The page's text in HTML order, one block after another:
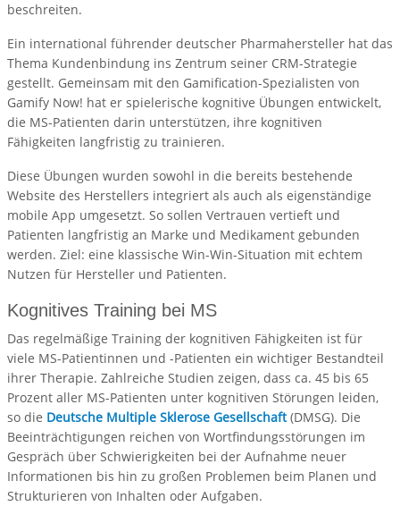
beschreiten.
Ein international führender deutscher Pharmahersteller hat das
Thema Kundenbindung ins Zentrum seiner CRM-Strategie
gestellt. Gemeinsam mit den Gamification-Spezialisten von
Gamify Now! hat er spielerische kognitive Übungen entwickelt,
die MS-Patienten darin unterstützen, ihre kognitiven
Fähigkeiten langfristig zu trainieren.
Diese Übungen wurden sowohl in die bereits bestehende
Website des Herstellers integriert als auch als eigenständige
mobile App umgesetzt. So sollen Vertrauen vertieft und
Patienten langfristig an Marke und Medikament gebunden
werden. Ziel: eine klassische Win-Win-Situation mit echtem
Nutzen für Hersteller und Patienten.
Kognitives Training bei MS
Das regelmäßige Training der kognitiven Fähigkeiten ist für
viele MS-Patientinnen und -Patienten ein wichtiger Bestandteil
ihrer Therapie. Zahlreiche Studien zeigen, dass ca. 45 bis 65
Prozent aller MS-Patienten unter kognitiven Störungen leiden,
so die Deutsche Multiple Sklerose Gesellschaft(DMSG). Die
Beeinträchtigungen reichen von Wortfindungsstörungen im
Gespräch über Schwierigkeiten bei der Aufnahme neuer
Informationen bis hin zu großen Problemen beim Planen und
Strukturieren von Inhalten oder Aufgaben.